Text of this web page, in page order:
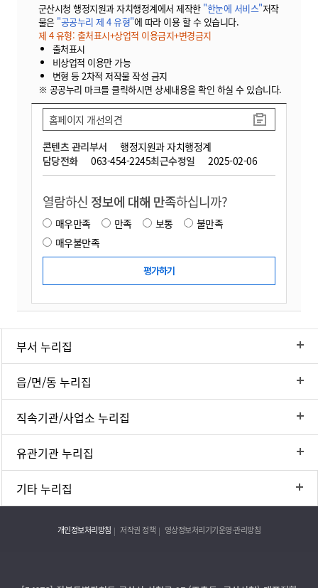
군산시청 행정지원과 자치행정계에서 제작한 "한눈에 서비스"저작
물은 "공공누리 제 4 유형"에 따라 이용 할 수 있습니다.
제 4 유형: 출처표시+상업적 이용금지+변경금지
출처표시
비상업적 이용만 가능
변형 등 2차적 저작물 작성 금지
※ 공공누리 마크를 클릭하시면 상세내용을 확인 하실 수 있습니다.
콘텐츠 관리부서
행정지원과 자치행정계
담당전화
063-454-2245최근수정일 2025-02-06
홈페이지 개선의견
열람하신 정보에 대해 만족하십니까?
매우만족 만족 보통
불만족
매우불만족
부서 누리집
읍/면/동 누리집
직속기관/사업소 누리집
유관기관 누리집
기타 누리집
개인정보처리방침 저작권 정책 영상정보처리기기운영·관리방침